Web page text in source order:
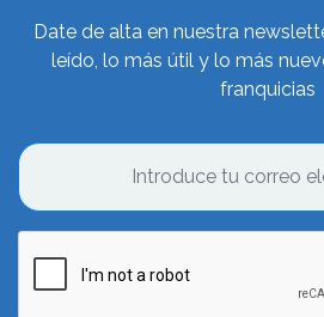
Date de alta en nuestra
leído, lo más útil y lo más
franquicias